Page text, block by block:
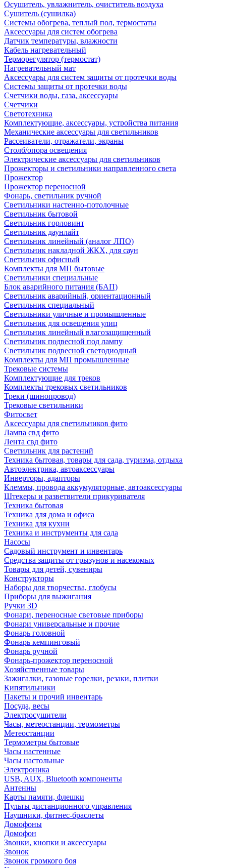
Осушитель, увлажнитель, очиститель воздуха
Сушитель (сушилка)
Системы обогрева, теплый пол, термостаты
Аксессуары для систем обогрева
Датчик температуры, влажности
Кабель нагревательный
Терморегулятор (термостат)
Нагревательный мат
Аксессуары для систем защиты от протечки воды
Системы защиты от протечки воды
Счетчики воды, газа, аксессуары
Счетчики
Светотехника
Комплектующие, аксессуары, устройства питания
Механические аксессуары для светильников
Рассеиватели, отражатели, экраны
Столб/опора освещения
Электрические аксессуары для светильников
Прожекторы и светильники направленного света
Прожектор
Прожектор переносной
Фонарь, светильник ручной
Светильники настенно-потолочные
Светильник бытовой
Светильник горловинт
Светильник даунлайт
Светильник линейный (аналог ЛПО)
Светильник накладной ЖКХ, для саун
Светильник офисный
Комплекты для МП бытовые
Светильники специальные
Блок аварийного питания (БАП)
Светильник аварийный, ориентационный
Светильник специальный
Светильники уличные и промышленные
Светильник для освещения улиц
Светильник линейный влагозащищенный
Светильник подвесной под лампу
Светильник подвесной светодиодный
Комплекты для МП промышленные
Трековые системы
Комплектующие для треков
Комплекты трековых светильников
Треки (шинопровод)
Трековые светильники
Фитосвет
Аксессуары для светильников фито
Лампа свд фито
Лента свд фито
Светильник для растений
Техника бытовая, товары для сада, туризма, отдыха
Автоэлектрика, автоаксессуары
Инверторы, адапторы
Клеммы, провода аккумуляторные, автоаксессуары
Штекеры и разветвители прикуривателя
Техника бытовая
Техника для дома и офиса
Техника для кухни
Техника и инструменты для сада
Насосы
Садовый инструмент и инвентарь
Средства защиты от грызунов и насекомых
Товары для детей, сувениры
Конструкторы
Наборы для творчества, глобусы
Приборы для выжигания
Ручки 3D
Фонари, переносные световые приборы
Фонари универсальные и прочие
Фонарь головной
Фонарь кемпинговый
Фонарь ручной
Фонарь-прожектор переносной
Хозяйственные товары
Зажигалки, газовые горелки, резаки, плитки
Кипятильники
Пакеты и прочий инвентарь
Посуда, весы
Электросушители
Часы, метеостанции, термометры
Метеостанции
Термометры бытовые
Часы настенные
Часы настольные
Электроника
USB, AUX, Bluetooth компоненты
Антенны
Карты памяти, флешки
Пульты дистанционного управления
Наушники, фитнес-браслеты
Домофоны
Домофон
Звонки, кнопки и аксессуары
Звонок
Звонок громкого боя